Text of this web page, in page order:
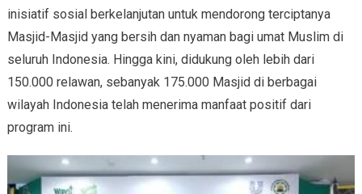
inisiatif sosial berkelanjutan untuk mendorong terciptanya
Masjid-Masjid yang bersih dan nyaman bagi umat Muslim di
seluruh Indonesia. Hingga kini, didukung oleh lebih dari
150.000 relawan, sebanyak 175.000 Masjid di berbagai
wilayah Indonesia telah menerima manfaat positif dari
program ini.